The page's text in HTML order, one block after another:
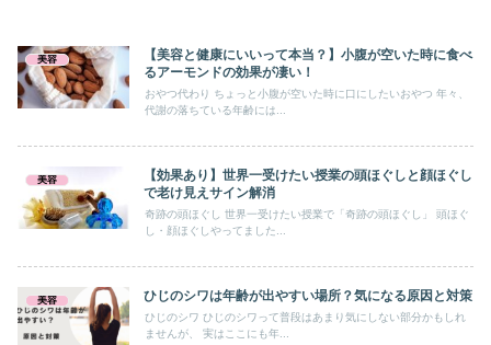
美容
【美容と健康にいいって本当？】小腹が空いた時に食べ
るアーモンドの効果が凄い！
おやつ代わり ちょっと小腹が空いた時に口にしたいおやつ 年々、
代謝の落ちている年齢には...
美容
【効果あり】世界一受けたい授業の頭ほぐしと顔ほぐし
で老け見えサイン解消
奇跡の頭ほぐし 世界一受けたい授業で「奇跡の頭ほぐし」 頭ほぐ
し・顔ほぐしやってました...
美容 ひじのシワは年齢が出やすい場所？気になる原因と対策
ひじのシワ ひじのシワって普段はあまり気にしない部分かもしれ
ませんが、 実はここにも年...